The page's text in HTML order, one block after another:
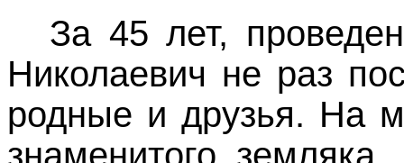
За 45 лет,
Николаевич не раз
родные и друзья. На